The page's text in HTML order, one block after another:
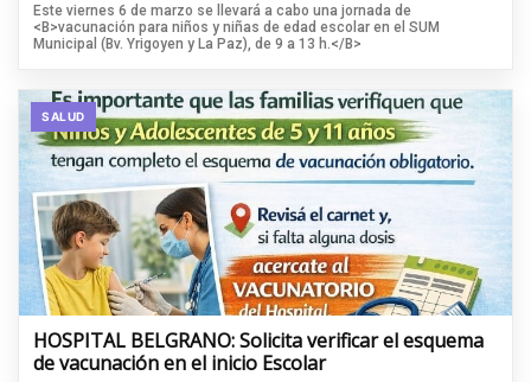
Este viernes 6 de marzo se llevará a cabo una jornada de
<B>vacunación para niños y niñas de edad escolar en el SUM
Municipal (Bv. Yrigoyen y La Paz), de 9 a 13 h.</B>
SALUD
HOSPITAL BELGRANO: Solicita verificar el esquema
de vacunación en el inicio Escolar